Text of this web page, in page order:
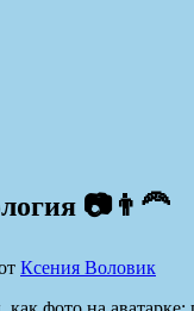
📷👨‍🦰
Ксения Воловик